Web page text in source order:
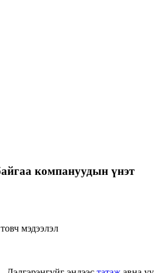
компануудын үнэт